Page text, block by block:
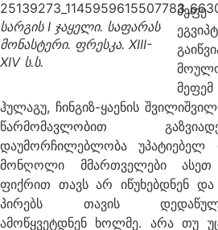
სარგის I ჯაყელი. საფარას
მონასტერი. ფრესკა. XIII-
XIV ს.ს.
ჰულაგუ, ჩინგიზ-ყაენის
წარმომავლობით
დაუმორჩილებლობა უპატიებელ
მონღოლი მმართველები ასეთ
ფიქრით თავს არ იწუხებდნენ
პირებს თავის დედაწულიან-
ამოწყვეტდნენ ხოლმე. არა თუ